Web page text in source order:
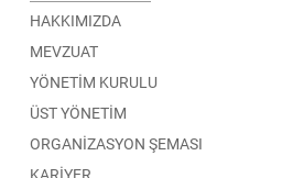
HAKKIMIZDA
MEVZUAT
YÖNETİM KURULU
ÜST YÖNETİM
ORGANİZASYON ŞEMASI